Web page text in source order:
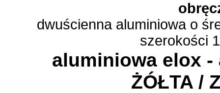
dwuścienna aluminiowa o
szerokości
aluminiowa elox
ŻÓŁTA /